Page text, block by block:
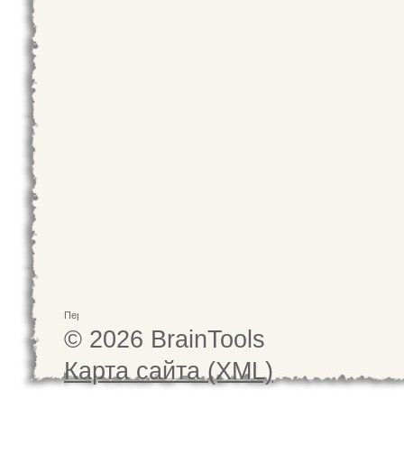
© 2026 BrainTools
Карта сайта (XML)